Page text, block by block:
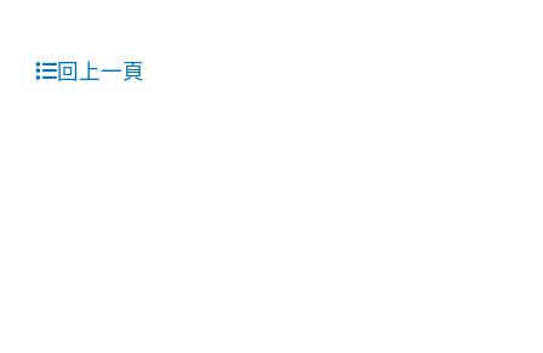
回上一頁